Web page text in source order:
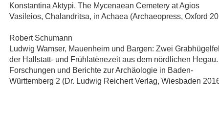
Konstantina Aktypi, The Mycenaean Cemetery at Agios
Vasileios, Chalandritsa, in Achaea (Archaeopress, Oxford
Robert Schumann
Ludwig Wamser, Mauenheim und Bargen: Zwei
der Hallstatt- und Frühlatènezeit aus dem nördlichen Hegau.
Forschungen und Berichte zur Archäologie in Baden-
Württemberg 2 (Dr. Ludwig Reichert Verlag, Wiesbaden